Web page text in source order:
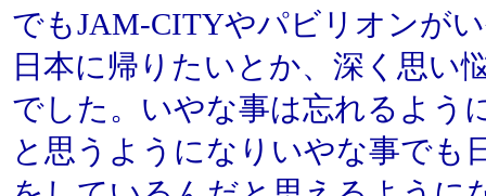
でもJAM-CITYやパビリオンが
日本に帰りたいとか、深く思い
でした。いやな事は忘れるよう
と思うようになりいやな事でも